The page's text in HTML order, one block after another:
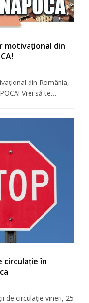
motivaţional din
din România,
Vrei să te…
circulație în
de circulație vineri, 25